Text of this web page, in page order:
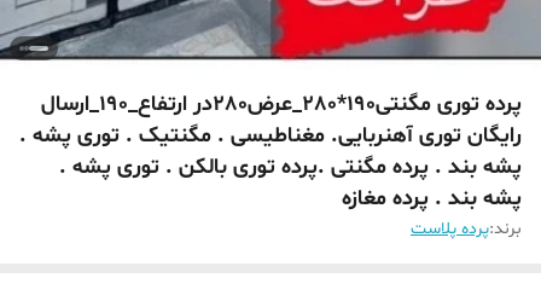
پرده توری مگنتی190*280_عرض280در ارتفاع_190_ارسال
رایگان توری آهنربایی. مغناطیسی . مگنتیک . توری پشه .
پشه بند . پرده مگنتی .پرده توری بالکن . توری پشه .
پشه بند . پرده مغازه
برند:پرده پلاست